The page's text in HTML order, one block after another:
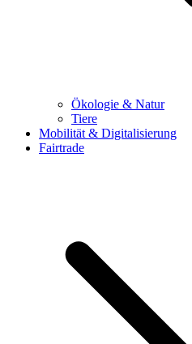
Ökologie & Natur
Tiere
Mobilität & Digitalisierung
Fairtrade